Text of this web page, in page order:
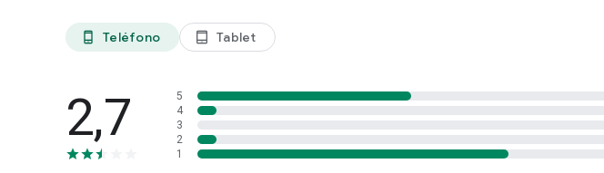
phone_android Teléfono tablet_android Tablet
2,7
5
4
3
2
1